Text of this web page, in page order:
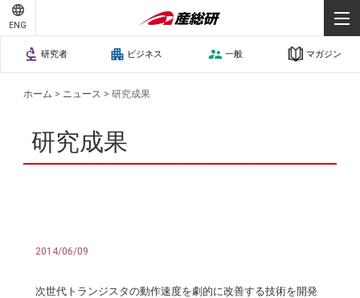
ENG
研究者 ビジネス 一般 マガジン
ホーム > ニュース >研究成果
研究成果
2014/06/09
次世代トランジスタの動作速度を劇的に改善する技術を開発